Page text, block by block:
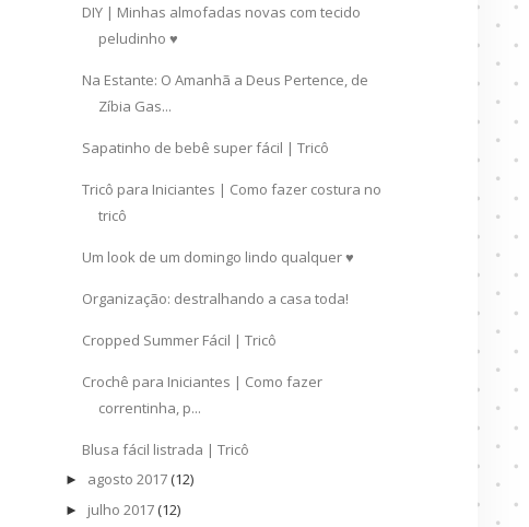
DIY | Minhas almofadas novas com tecido
peludinho ♥
Na Estante: O Amanhã a Deus Pertence, de
Zíbia Gas...
Sapatinho de bebê super fácil | Tricô
Tricô para Iniciantes | Como fazer costura no
tricô
Um look de um domingo lindo qualquer ♥
Organização: destralhando a casa toda!
Cropped Summer Fácil | Tricô
Crochê para Iniciantes | Como fazer
correntinha, p...
Blusa fácil listrada | Tricô
► agosto 2017 (12)
► julho 2017 (12)